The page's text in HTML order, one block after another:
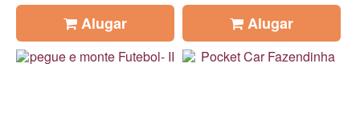
Alugar Alugar